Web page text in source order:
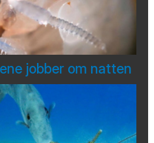
jobber om natten